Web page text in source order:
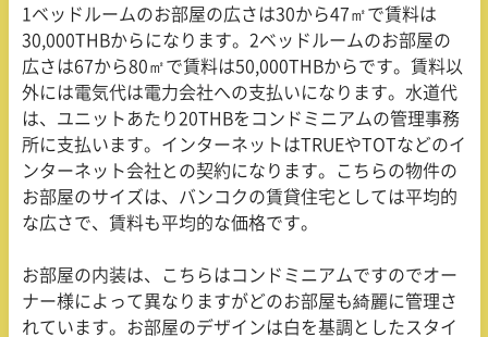
1 ベッドルームのお部屋の広さは30から47㎡で賃料は
30,000THBからになります。 2ベッドルームのお部屋の
広さは67から80㎡で賃料は50,000THBからです。賃料以
外には電気代は電力会社への支払いになります。水道代
は、ユニットあたり20THBをコンドミニアムの管理事務
所に支払います。インターネットはTRUEやTOTなどのイ
ンターネット会社との契約になります。こちらの物件の
お部屋のサイズは、バンコクの賃貸住宅としては平均的
な広さで、賃料も平均的な価格です。
お部屋の内装は、こちらはコンドミニアムですのでオー
ナー様によって異なりますがどのお部屋も綺麗に管理さ
れています。お部屋のデザインは白を基調としたスタイ